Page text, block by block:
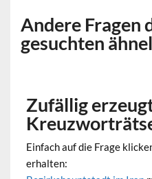
Andere Fragen
gesuchten
Zufällig
Einfach auf die Frage
erhalten: